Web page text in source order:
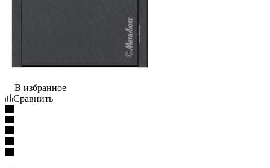
В избранное
Сравнить